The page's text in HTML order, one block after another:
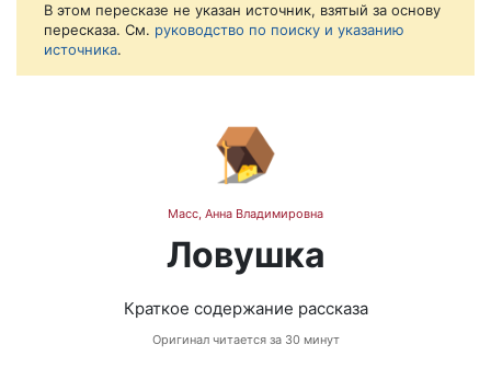
В этом пересказе не указан источник, взятый за основу
пересказа. См. руководство по поиску и указанию
источника.
🪤
Масс, Анна Владимировна
Ловушка
Краткое содержание рассказа
Оригинал читается за 30 минут